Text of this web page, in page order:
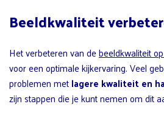
Beeldkwaliteit
Het verbeteren van debeeldkwaliteit
voor een optimale kijkervaring. Veel
problemen metlagere kwaliteit en
zijn stappen die je kunt nemen om dit